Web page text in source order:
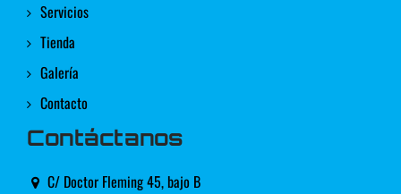
Servicios
Tienda
Galería
Contacto
Contáctanos
C/ Doctor Fleming 45, bajo B